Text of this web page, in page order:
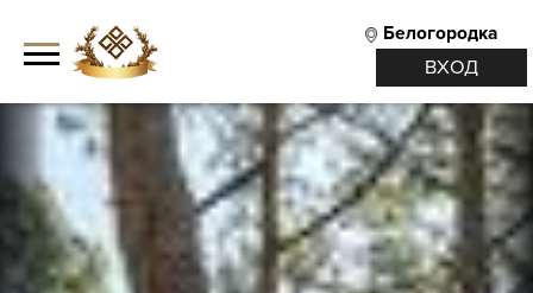
Белогородка
ВХОД